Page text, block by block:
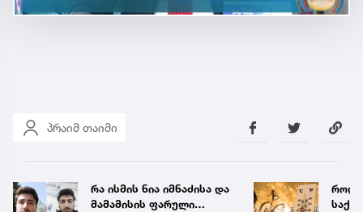
პრაიმ თაიმი
რა ისმის ნია იმნაძისა და
მამამისის ფარული